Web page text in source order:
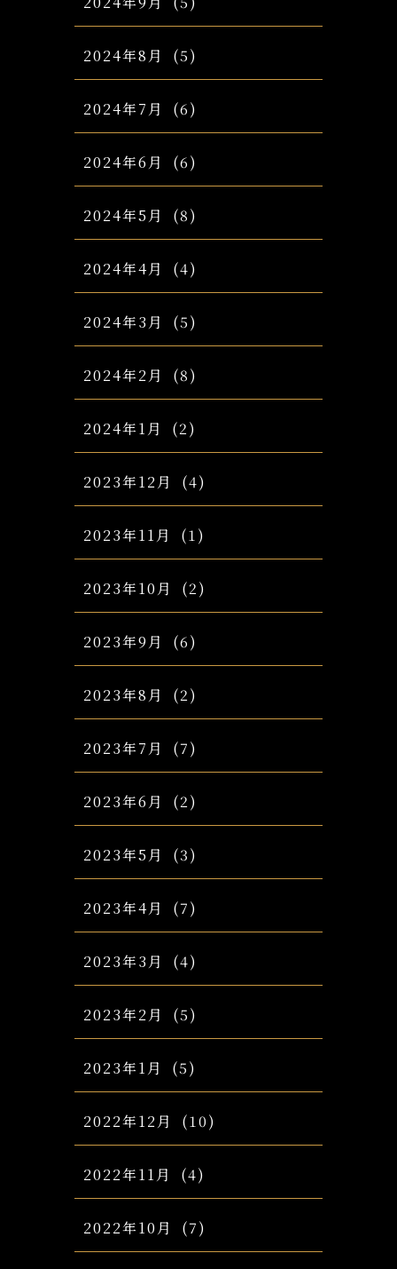
2024年8月 (5)
2024年7月 (6)
2024年6月 (6)
2024年5月 (8)
2024年4月 (4)
2024年3月 (5)
2024年2月 (8)
2024年1月 (2)
2023年12月 (4)
2023年11月 (1)
2023年10月 (2)
2023年9月 (6)
2023年8月 (2)
2023年7月 (7)
2023年6月 (2)
2023年5月 (3)
2023年4月 (7)
2023年3月 (4)
2023年2月 (5)
2023年1月 (5)
2022年12月 (10)
2022年11月 (4)
2022年10月 (7)